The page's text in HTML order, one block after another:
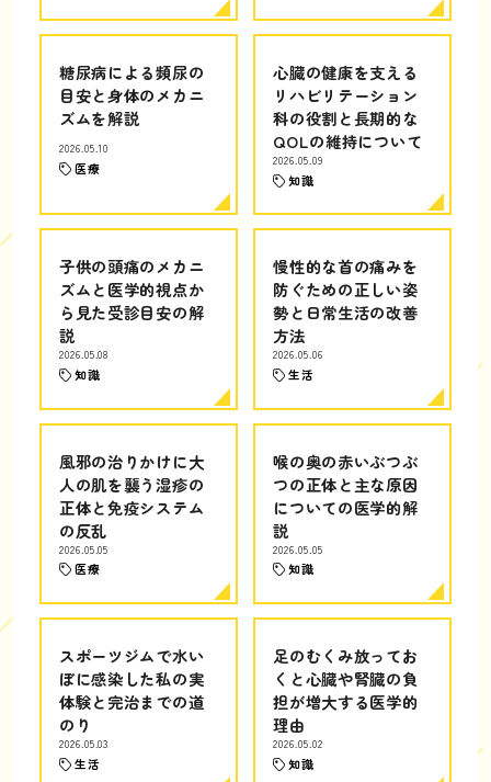
糖尿病による頻尿の
目安と身体のメカニ
ズムを解説
2026.05.10
医療
心臓の健康を支える
リハビリテーション
科の役割と長期的な
QOLの維持について
2026.05.09
知識
子供の頭痛のメカニ
ズムと医学的視点か
ら見た受診目安の解
説
2026.05.08
知識
慢性的な首の痛みを
防ぐための正しい姿
勢と日常生活の改善
方法
2026.05.06
生活
風邪の治りかけに大
人の肌を襲う湿疹の
正体と免疫システム
の反乱
2026.05.05
医療
喉の奥の赤いぶつぶ
つの正体と主な原因
についての医学的解
説
2026.05.05
知識
スポーツジムで水い
ぼに感染した私の実
体験と完治までの道
のり
2026.05.03
生活
足のむくみ放ってお
くと心臓や腎臓の負
担が増大する医学的
理由
2026.05.02
知識